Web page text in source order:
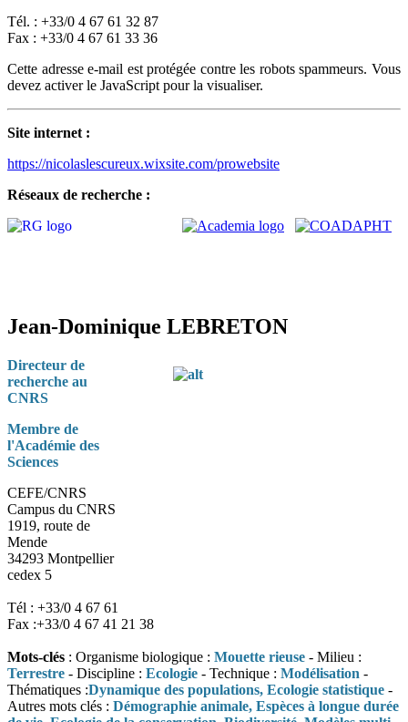
Tél. : +33/0 4 67 61 32 87
Fax : +33/0 4 67 61 33 36
Cette adresse e-mail est protégée contre les robots spammeurs. Vous
devez activer le JavaScript pour la visualiser.
Site internet :
https://nicolaslescureux.wixsite.com/prowebsite
Réseaux de recherche :
Jean-Dominique LEBRETON
Directeur de
recherche au
CNRS
Membre de
l'Académie des
Sciences
CEFE/CNRS
Campus du CNRS
1919, route de
Mende
34293 Montpellier
cedex 5
Tél : +33/0 4 67 61
Fax :+33/0 4 67 41 21 38
Mots-clés : Organisme biologique : Mouette rieuse - Milieu :
Terrestre - Discipline : Ecologie - Technique : Modélisation -
Thématiques :Dynamique des populations, Ecologie statistique -
Autres mots clés : Démographie animale, Espèces à longue durée